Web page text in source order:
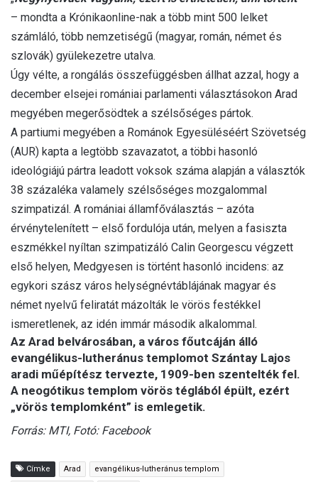
– mondta a Krónikaonline-nak a több mint 500 lelket
számláló, több nemzetiségű (magyar, román, német és
szlovák) gyülekezetre utalva.
Úgy vélte, a rongálás összefüggésben állhat azzal, hogy a
december elsejei romániai parlamenti választásokon Arad
megyében megerősödtek a szélsőséges pártok.
A partiumi megyében a Románok Egyesüléséért Szövetség
(AUR) kapta a legtöbb szavazatot, a többi hasonló
ideológiájú pártra leadott voksok száma alapján a választók
38 százaléka valamely szélsőséges mozgalommal
szimpatizál. A romániai államfőválasztás – azóta
érvénytelenített – első fordulója után, melyen a fasiszta
eszmékkel nyíltan szimpatizáló Calin Georgescu végzett
első helyen, Medgyesen is történt hasonló incidens: az
egykori szász város helységnévtáblájának magyar és
német nyelvű feliratát mázolták le vörös festékkel
ismeretlenek, az idén immár második alkalommal.
Az Arad belvárosában, a város főutcáján álló
evangélikus-lutheránus templomot Szántay Lajos
aradi műépítész tervezte, 1909-ben szentelték fel.
A neogótikus templom vörös téglából épült, ezért
„vörös templomként” is emlegetik.
Forrás: MTI, Fotó: Facebook
Címke Arad evangélikus-lutheránus templom